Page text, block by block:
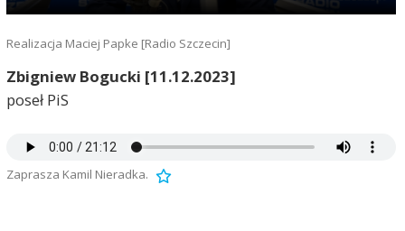
Realizacja Maciej Papke [Radio Szczecin]
Zbigniew Bogucki [11.12.2023]
poseł PiS
Zaprasza Kamil Nieradka.